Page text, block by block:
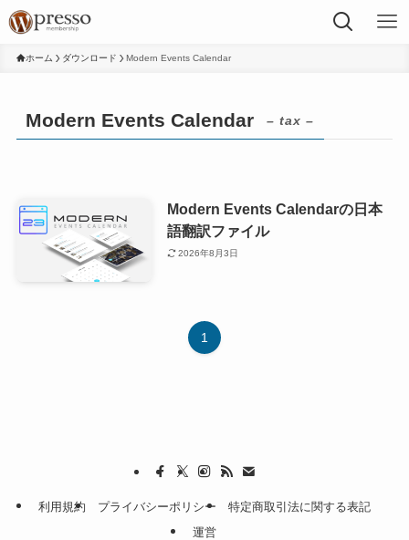
ホーム ダウンロード Modern Events Calendar
Modern Events Calendar – tax –
Modern Events Calendarの日本
語翻訳ファイル
2026年8月3日
1
利用規約 プライバシーポリシー
特定商取引法に関する表記
運営